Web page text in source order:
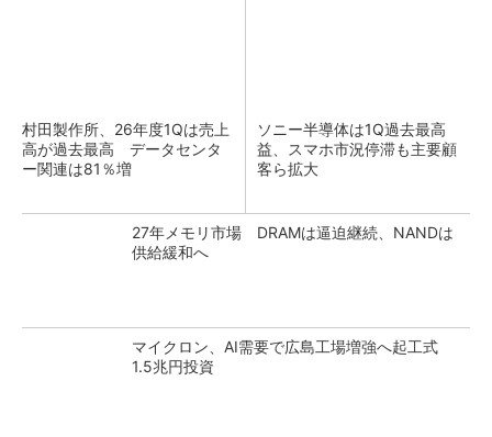
村田製作所、26年度1Qは売上
高が過去最高 データセンタ
ー関連は81％増
ソニー半導体は1Q過去最高
益、スマホ市況停滞も主要顧
客ら拡大
27年メモリ市場 DRAMは逼迫継続、NANDは
供給緩和へ
マイクロン、AI需要で広島工場増強へ起工式
1.5兆円投資